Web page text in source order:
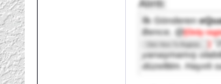
Alıntı:
İlk Gönderen
Bence, @[Only
yanaşmamış
düzelttim. Hayırlı